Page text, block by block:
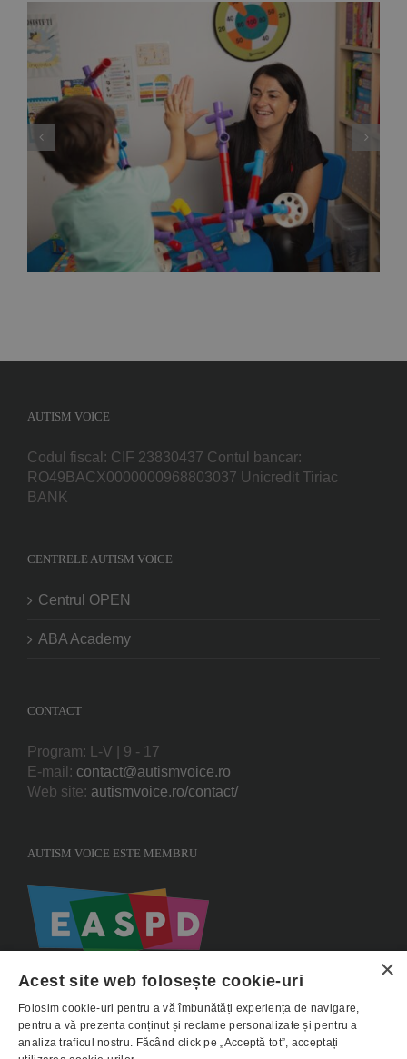
Deputata PNL Mara Calista anunță un proiect
de lege care reglementează modul de
exercitare a profesiei de ”analist
comportamental”, adică specialistul care
gestionează terapiile problemelor copiilor cu
autism
AUTISM VOICE
Codul fiscal: CIF 23830437 Contul bancar:
RO49BACX0000000968803037 Unicredit Tiriac
BANK
CENTRELE AUTISM VOICE
Centrul OPEN
ABA Academy
CONTACT
Program: L-V | 9 - 17
E-mail: contact@autismvoice.ro
Web site: autismvoice.ro/contact/
AUTISM VOICE ESTE MEMBRU
×
Acest site web folosește cookie-uri
Folosim cookie-uri pentru a vă îmbunătăți experiența de navigare,
pentru a vă prezenta conținut și reclame personalizate și pentru a
analiza traficul nostru. Făcând click pe „Acceptă tot”, acceptați